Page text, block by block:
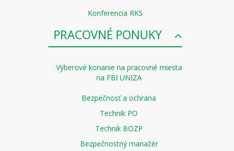
Konferencia RKS
PRACOVNÉ PONUKY
Výberové konanie na pracovné miesta
na FBI UNIZA
Bezpečnosť a ochrana
Technik PO
Technik BOZP
Bezpečnostný manažér